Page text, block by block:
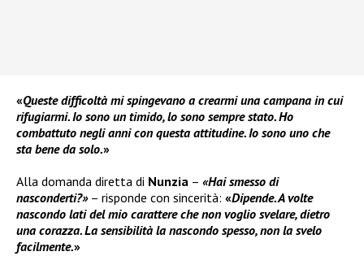
«Queste difficoltà mi spingevano a crearmi una campana in cui
rifugiarmi. Io sono un timido, lo sono sempre stato. Ho
combattuto negli anni con questa attitudine. Io sono uno che
sta bene da solo.»
Alla domanda diretta di Nunzia – «Hai smesso di
nasconderti?»– risponde con sincerità: «Dipende. A volte
nascondo lati del mio carattere che non voglio svelare, dietro
una corazza. La sensibilità la nascondo spesso, non la svelo
facilmente.»